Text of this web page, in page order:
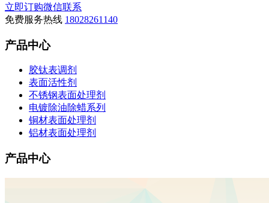
立即订购微信联系
免费服务热线 18028261140
产品中心
胶钛表调剂
表面活性剂
不锈钢表面处理剂
电镀除油除蜡系列
铜材表面处理剂
铝材表面处理剂
产品中心